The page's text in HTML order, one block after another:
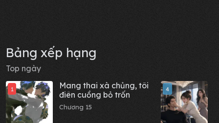
Bảng xếp hạng
Top ngày
1
Mang thai xà chủng, tôi
điên cuồng bỏ trốn
Chương 15
4